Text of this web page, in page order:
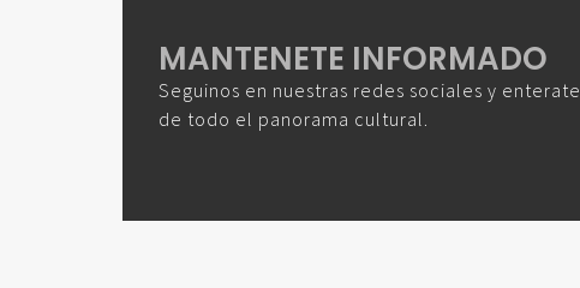
MANTENETE INFORMADO
Seguinos en nuestras redes sociales y enterate
de todo el panorama cultural.